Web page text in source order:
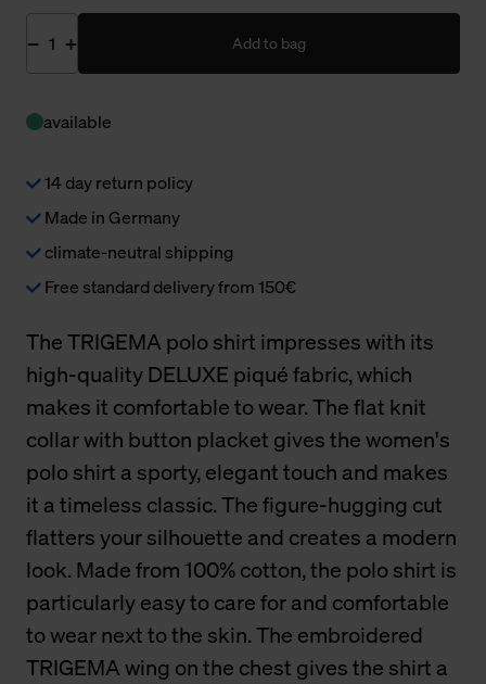
Add to bag
available
14 day return policy
Made in Germany
climate-neutral shipping
Free standard delivery from 150€
The TRIGEMA polo shirt impresses with its
high-quality DELUXE piqué fabric, which
makes it comfortable to wear. The flat knit
collar with button placket gives the women's
polo shirt a sporty, elegant touch and makes
it a timeless classic. The figure-hugging cut
flatters your silhouette and creates a modern
look. Made from 100% cotton, the polo shirt is
particularly easy to care for and comfortable
to wear next to the skin. The embroidered
TRIGEMA wing on the chest gives the shirt a